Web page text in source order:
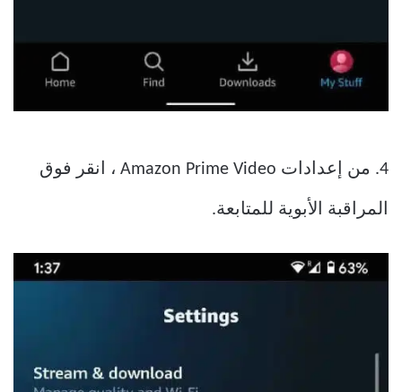
4. من إعدادات Amazon Prime Video ، انقر فوق
المراقبة الأبوية للمتابعة.